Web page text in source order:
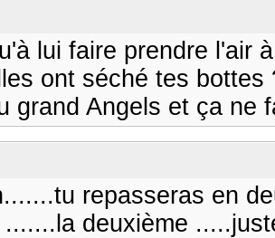
lui faire prendre l'air
ont séché tes bottes
grand Angels et ça ne
repasseras en
.......la deuxième